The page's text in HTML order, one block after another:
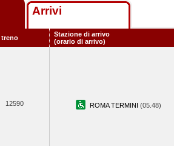
Arrivi
treno
Stazione di arrivo
(orario di arrivo)
12590 ROMA TERMINI (05.48)